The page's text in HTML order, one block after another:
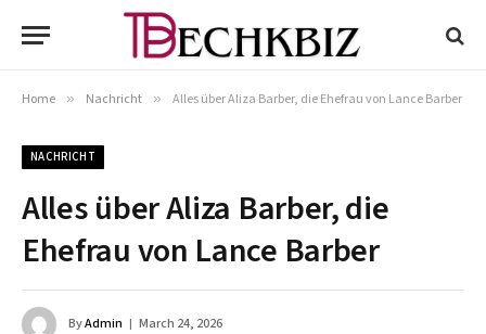
Home » Nachricht » Alles über Aliza Barber, die Ehefrau von Lance Barber
NACHRICHT
Alles über Aliza Barber, die
Ehefrau von Lance Barber
ByAdmin March 24, 2026